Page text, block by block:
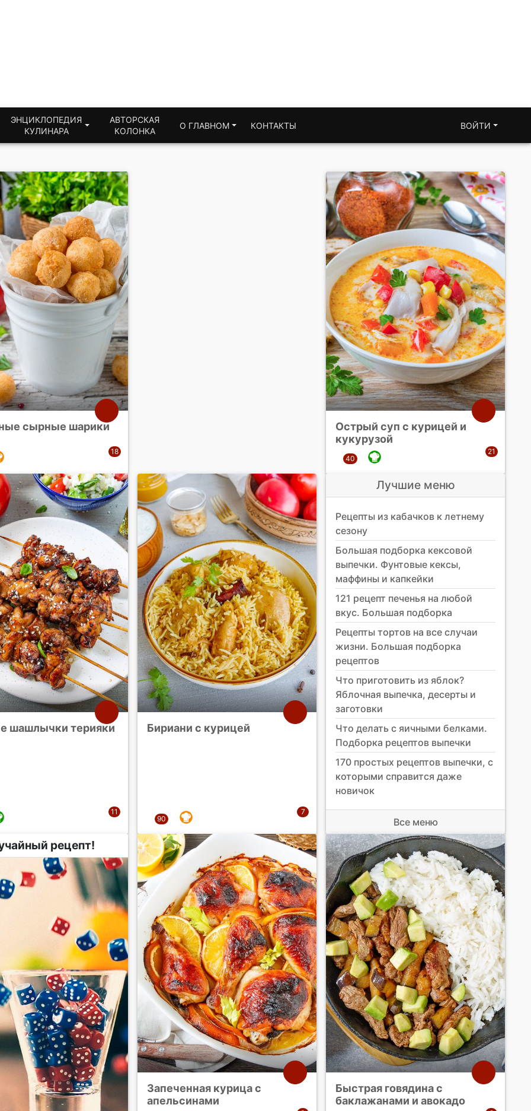
ЭНЦИКЛОПЕДИЯ
КУЛИНАРА
АВТОРСКАЯ
КОЛОНКА
О ГЛАВНОМ КОНТАКТЫ ВОЙТИ
сырные шарики
Острый суп с курицей и
кукурузой
шашлычки терияки Бириани с курицей
Лучшие меню
Рецепты из кабачков к летнему
сезону
Большая подборка кексовой
выпечки. Фунтовые кексы,
маффины и капкейки
121 рецепт печенья на любой
вкус. Большая подборка
Рецепты тортов на все случаи
жизни. Большая подборка
рецептов
Что приготовить из яблок?
Яблочная выпечка, десерты и
заготовки
Что делать с яичными белками.
Подборка рецептов выпечки
170 простых рецептов выпечки, с
которыми справится даже
новичок
Все меню
рецепт!
Запеченная курица с
апельсинами
Быстрая говядина с
баклажанами и авокадо